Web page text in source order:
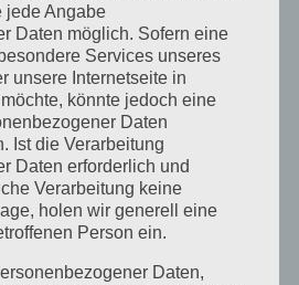
jede Angabe
Daten möglich. Sofern eine
Services unseres
unsere Internetseite in
könnte jedoch eine
Daten
Ist die Verarbeitung
Daten erforderlich und
Verarbeitung keine
holen wir generell eine
Person ein.
Daten,